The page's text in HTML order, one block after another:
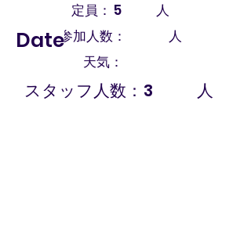
定員： 5
人
参加人数：
人
天気：
スタッフ人数： 3 人
Date